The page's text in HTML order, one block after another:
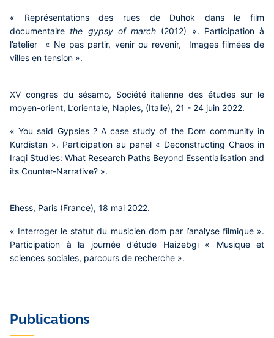
« Représentations des rues de Duhok dans le film
documentaire the gypsy of march (2012) ». Participation à
l’atelier « Ne pas partir, venir ou revenir, Images filmées de
villes en tension ».
XV congres du sésamo, Société italienne des études sur le
moyen-orient, L’orientale, Naples, (Italie), 21 - 24 juin 2022.
« You said Gypsies ? A case study of the Dom community in
Kurdistan ». Participation au panel « Deconstructing Chaos in
Iraqi Studies: What Research Paths Beyond Essentialisation and
its Counter-Narrative? ».
Ehess, Paris (France), 18 mai 2022.
« Interroger le statut du musicien dom par l’analyse filmique ».
Participation à la journée d’étude Haizebgi « Musique et
sciences sociales, parcours de recherche ».
Publications